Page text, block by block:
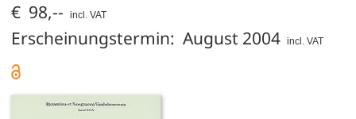
€ 98,-- incl. VAT
Erscheinungstermin: August 2004 incl. VAT